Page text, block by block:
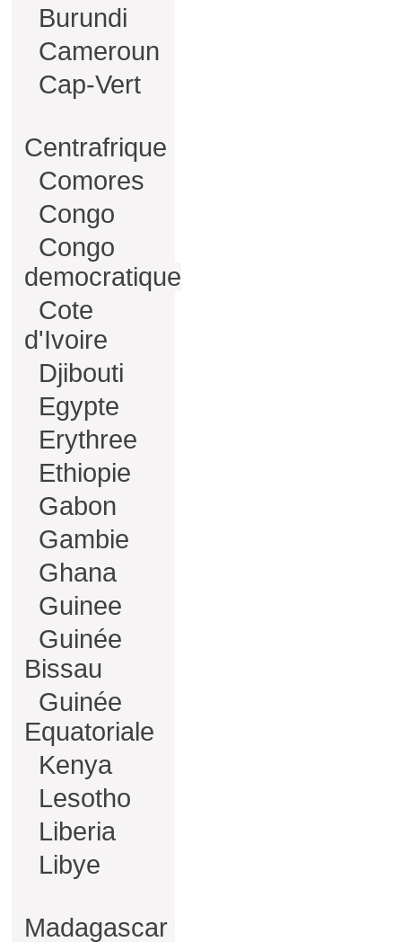
Burundi
Cameroun
Cap-Vert
Centrafrique
Comores
Congo
Congo
democratique
Cote
d'Ivoire
Djibouti
Egypte
Erythree
Ethiopie
Gabon
Gambie
Ghana
Guinee
Guinée
Bissau
Guinée
Equatoriale
Kenya
Lesotho
Liberia
Libye
Madagascar